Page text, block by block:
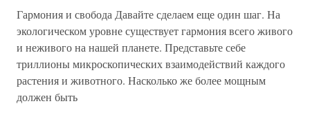
Гармония и свобода Давайте сделаем еще один шаг. На
экологическом уровне существует гармония всего живого
и неживого на нашей планете. Представьте себе
триллионы микроскопических взаимодействий каждого
растения и животного. Насколько же более мощным
должен быть